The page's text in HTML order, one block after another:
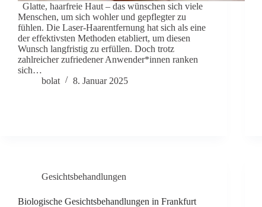
Glatte, haarfreie Haut – das wünschen sich viele
Menschen, um sich wohler und gepflegter zu
fühlen. Die Laser-Haarentfernung hat sich als eine
der effektivsten Methoden etabliert, um diesen
Wunsch langfristig zu erfüllen. Doch trotz
zahlreicher zufriedener Anwender*innen ranken
sich…
bolat
8. Januar 2025
Gesichtsbehandlungen
Biologische Gesichtsbehandlungen in Frankfurt